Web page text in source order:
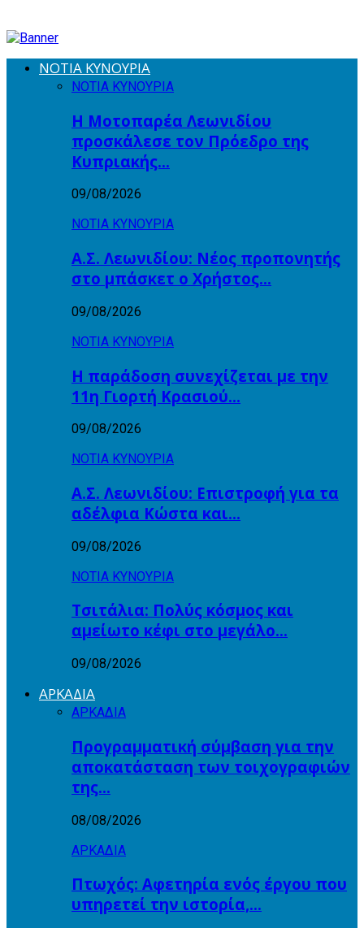
ΝΟΤΙΑ ΚΥΝΟΥΡΙΑ
ΝΟΤΙΑ ΚΥΝΟΥΡΙΑ
Η Μοτοπαρέα Λεωνιδίου
προσκάλεσε τον Πρόεδρο της
Κυπριακής…
09/08/2026
ΝΟΤΙΑ ΚΥΝΟΥΡΙΑ
Α.Σ. Λεωνιδίου: Νέος προπονητής
στο μπάσκετ ο Χρήστος…
09/08/2026
ΝΟΤΙΑ ΚΥΝΟΥΡΙΑ
Η παράδοση συνεχίζεται με την
11η Γιορτή Κρασιού…
09/08/2026
ΝΟΤΙΑ ΚΥΝΟΥΡΙΑ
Α.Σ. Λεωνιδίου: Επιστροφή για τα
αδέλφια Κώστα και…
09/08/2026
ΝΟΤΙΑ ΚΥΝΟΥΡΙΑ
Τσιτάλια: Πολύς κόσμος και
αμείωτο κέφι στο μεγάλο…
09/08/2026
ΑΡΚΑΔΙΑ
ΑΡΚΑΔΙΑ
Προγραμματική σύμβαση για την
αποκατάσταση των τοιχογραφιών
της…
08/08/2026
ΑΡΚΑΔΙΑ
Πτωχός: Αφετηρία ενός έργου που
υπηρετεί την ιστορία,…